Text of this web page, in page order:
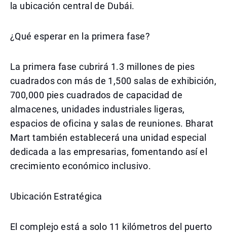
la ubicación central de Dubái.
¿Qué esperar en la primera fase?
La primera fase cubrirá 1.3 millones de pies
cuadrados con más de 1,500 salas de exhibición,
700,000 pies cuadrados de capacidad de
almacenes, unidades industriales ligeras,
espacios de oficina y salas de reuniones. Bharat
Mart también establecerá una unidad especial
dedicada a las empresarias, fomentando así el
crecimiento económico inclusivo.
Ubicación Estratégica
El complejo está a solo 11 kilómetros del puerto